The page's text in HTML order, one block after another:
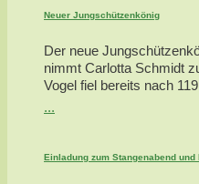
Neuer Jungschützenkönig
Der neue
nimmt Carlotta Schmidt
Vogel fiel bereits nach
...
Einladung zum Stangenabend